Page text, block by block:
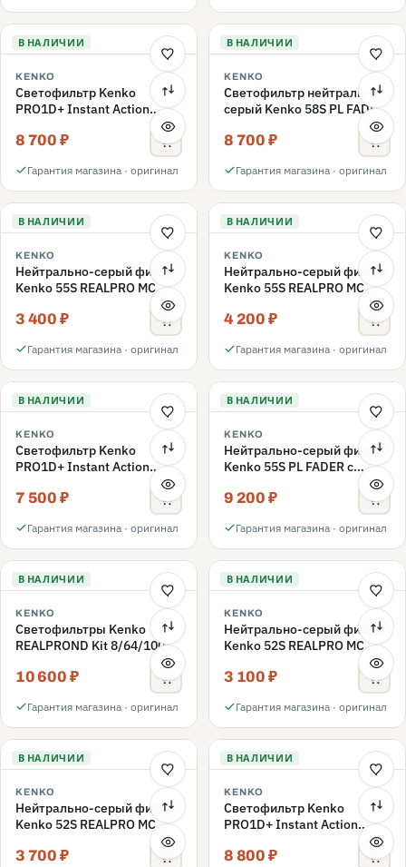
В НАЛИЧИИ
KENKO
Светофильтр Kenko
PRO1D+ Instant Action
Variable NDX3-450+C-PL
переменной плотности
8 700 ₽
Гарантия магазина · оригинал
В НАЛИЧИИ
KENKO
Светофильтр нейтрально-
серый Kenko 58S PL FADER
с переменной плотностью
ND3-ND400 58mm
8 700 ₽
Гарантия магазина · оригинал
В НАЛИЧИИ
KENKO
Нейтрально-серый фильтр
Kenko 55S REALPRO MC
3 400 ₽
Гарантия магазина · оригинал
В НАЛИЧИИ
KENKO
Нейтрально-серый фильтр
Kenko 55S REALPRO MC
4 200 ₽
Гарантия магазина · оригинал
В НАЛИЧИИ
KENKO
Светофильтр Kenko
PRO1D+ Instant Action
Variable NDX3-450+C-PLS
переменной плотности
7 500 ₽
Гарантия магазина · оригинал
В НАЛИЧИИ
KENKO
Нейтрально-серый фильтр
Kenko 55S PL FADER с
переменной плотностью
ND3-ND400 55mm
9 200 ₽
Гарантия магазина · оригинал
В НАЛИЧИИ
KENKO
Светофильтры Kenko
REALPROND Kit 8/64/1000
10 600 ₽
Гарантия магазина · оригинал
В НАЛИЧИИ
KENKO
Нейтрально-серый фильтр
Kenko 52S REALPRO MC
3 100 ₽
Гарантия магазина · оригинал
В НАЛИЧИИ
KENKO
Нейтрально-серый фильтр
Kenko 52S REALPRO MC
3 700 ₽
В НАЛИЧИИ
KENKO
Светофильтр Kenko
PRO1D+ Instant Action
Variable NDX3-450+C-PLS
переменной плотности
8 800 ₽